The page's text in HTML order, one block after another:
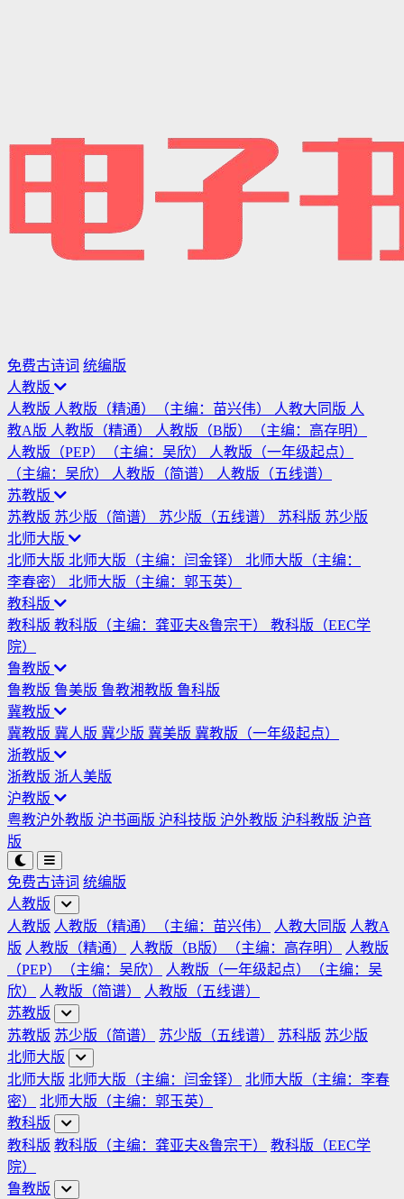
免费古诗词 统编版
人教版
人教版 人教版（精通）（主编：苗兴伟） 人教大同版 人
教A版 人教版（精通）
人教版（B版）（主编：高存明）
人教版（PEP）（主编：吴欣）
人教版（一年级起点）
（主编：吴欣）
人教版（简谱）
人教版（五线谱）
苏教版
苏教版 苏少版（简谱） 苏少版（五线谱） 苏科版 苏少版
北师大版
北师大版 北师大版（主编：闫金铎） 北师大版（主编：
李春密） 北师大版（主编：郭玉英）
教科版
教科版 教科版（主编：龚亚夫&鲁宗干） 教科版（EEC学
院）
鲁教版
鲁教版 鲁美版 鲁教湘教版 鲁科版
冀教版
冀教版 冀人版 冀少版 冀美版 冀教版（一年级起点）
浙教版
浙教版 浙人美版
沪教版
粤教沪外教版 沪书画版 沪科技版 沪外教版 沪科教版 沪音
版
免费古诗词 统编版
人教版
人教版 人教版（精通）（主编：苗兴伟） 人教大同版 人教A
版 人教版（精通） 人教版（B版）（主编：高存明）
人教版
（PEP）（主编：吴欣）
人教版（一年级起点）（主编：吴
欣）
人教版（简谱）
人教版（五线谱）
苏教版
苏教版 苏少版（简谱） 苏少版（五线谱） 苏科版 苏少版
北师大版
北师大版 北师大版（主编：闫金铎）
北师大版（主编：李春
密）
北师大版（主编：郭玉英）
教科版
教科版 教科版（主编：龚亚夫&鲁宗干）
教科版（EEC学
院）
鲁教版